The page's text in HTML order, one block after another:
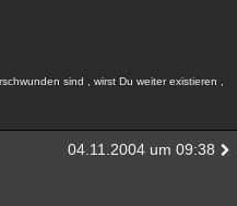
sind , wirst Du weiter existieren ,
04.11.2004 um 09:38